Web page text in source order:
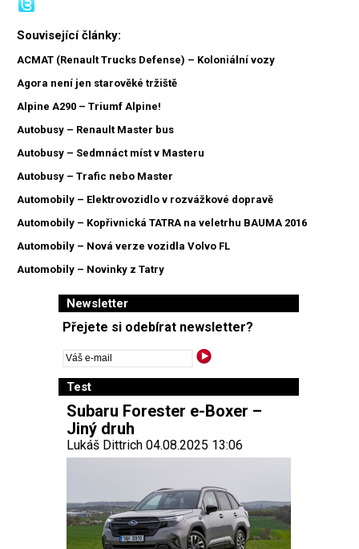
Související články:
ACMAT (Renault Trucks Defense) – Koloniální vozy
Agora není jen starověké tržiště
Alpine A290 – Triumf Alpine!
Autobusy – Renault Master bus
Autobusy – Sedmnáct míst v Masteru
Autobusy – Trafic nebo Master
Automobily – Elektrovozidlo v rozvážkové dopravě
Automobily – Kopřivnická TATRA na veletrhu BAUMA 2016
Automobily – Nová verze vozidla Volvo FL
Automobily – Novinky z Tatry
Newsletter
Přejete si odebírat newsletter?
Test
Subaru Forester e-Boxer –
Jiný druh
Lukáš Dittrich 04.08.2025 13:06